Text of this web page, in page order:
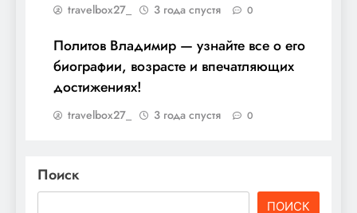
travelbox27_ 3 года спустя 0
Политов Владимир — узнайте все о его
биографии, возрасте и впечатляющих
достижениях!
travelbox27_ 3 года спустя 0
Поиск
ПОИСК